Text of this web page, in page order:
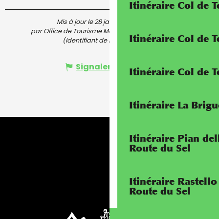
Itinéraire Col de
Itinéraire Col de
Itinéraire Col de
Itinéraire La
Itinéraire Pian
Route du Sel
Itinéraire
Route du Sel
Mis à jour le 28 janvier 2026 à 13:59
par Office de Tourisme Menton, Riviera & Merveilles
(Identifiant de l'offre : 4742701)
Signaler une erreur